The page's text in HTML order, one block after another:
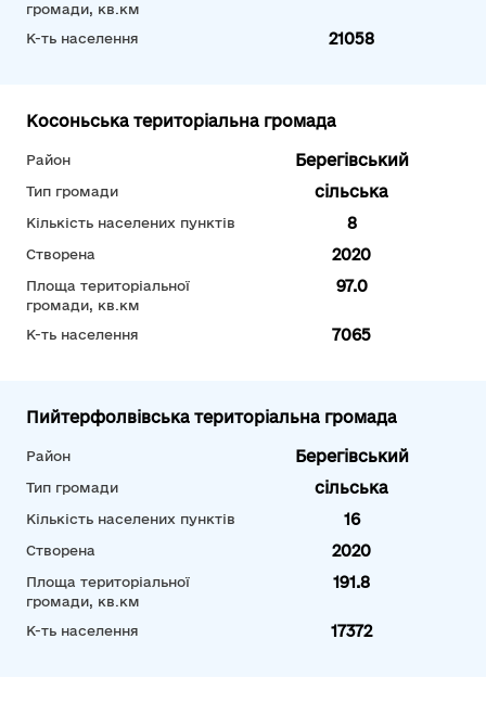
громади, кв.км
К-ть населення
21058
Косоньська територіальна громада
Район Берегівський
Тип громади сільська
Кількість населених пунктів 8
Створена 2020
Площа територіальної
громади, кв.км
97.0
К-ть населення 7065
Пийтерфолвівська територіальна громада
Район Берегівський
Тип громади сільська
Кількість населених пунктів 16
Створена 2020
Площа територіальної
громади, кв.км
191.8
К-ть населення 17372